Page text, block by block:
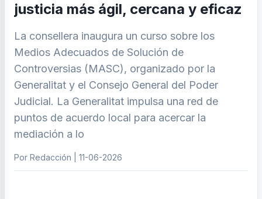
justicia más ágil, cercana y eficaz
La consellera inaugura un curso sobre los
Medios Adecuados de Solución de
Controversias (MASC), organizado por la
Generalitat y el Consejo General del Poder
Judicial. La Generalitat impulsa una red de
puntos de acuerdo local para acercar la
mediación a lo
Por Redacción | 11-06-2026